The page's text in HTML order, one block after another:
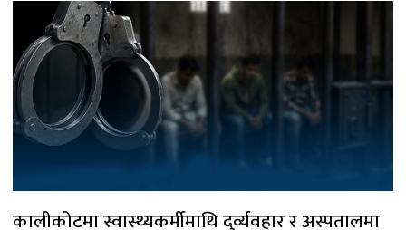
कालीकोटमा स्वास्थ्यकर्मीमाथि दुर्व्यवहार र अस्पतालमा